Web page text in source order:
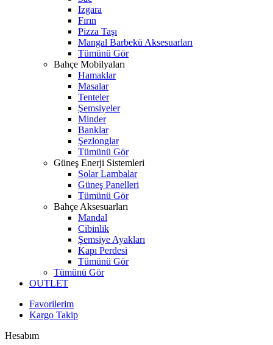
Izgara
Fırın
Pizza Taşı
Mangal Barbekü Aksesuarları
Tümünü Gör
Bahçe Mobilyaları
Hamaklar
Masalar
Tenteler
Şemsiyeler
Minder
Banklar
Şezlonglar
Tümünü Gör
Güneş Enerji Sistemleri
Solar Lambalar
Güneş Panelleri
Tümünü Gör
Bahçe Aksesuarları
Mandal
Cibinlik
Şemsiye Ayakları
Kapı Perdesi
Tümünü Gör
Tümünü Gör
OUTLET
Favorilerim
Kargo Takip
Hesabım